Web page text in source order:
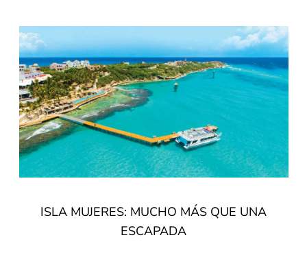
ISLA MUJERES: MUCHO MÁS QUE UNA
ESCAPADA